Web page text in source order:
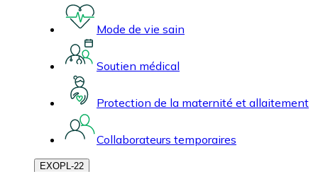
Mode de vie sain
Soutien médical
Protection de la maternité et allaitement
Collaborateurs temporaires
EXOPL-22